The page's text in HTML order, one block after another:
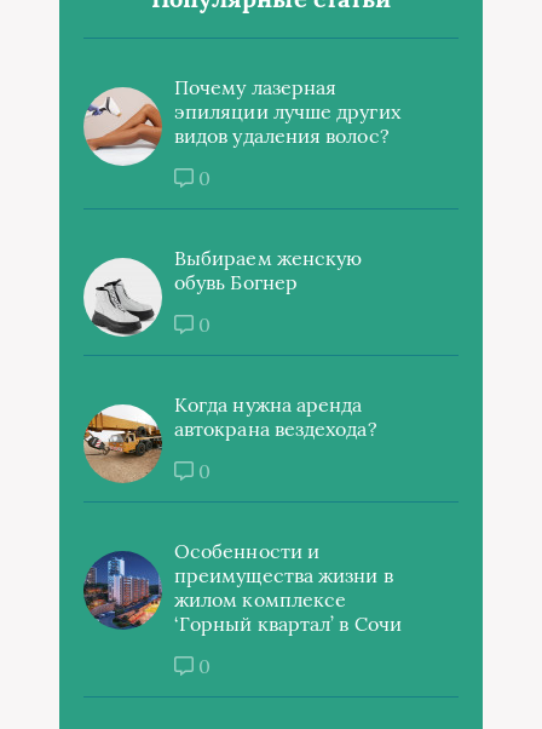
Почему лазерная
эпиляции лучше других
видов удаления волос?
0
Выбираем женскую
обувь Богнер
0
Когда нужна аренда
автокрана вездехода?
0
Особенности и
преимущества жизни в
жилом комплексе
‘Горный квартал’ в Сочи
0